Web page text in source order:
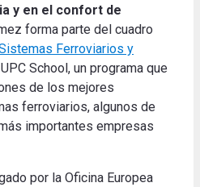
y en el confort de
forma parte del cuadro
Ferroviarios y
School, un programa que
de los mejores
ferroviarios, algunos de
importantes empresas
por la Oficina Europea